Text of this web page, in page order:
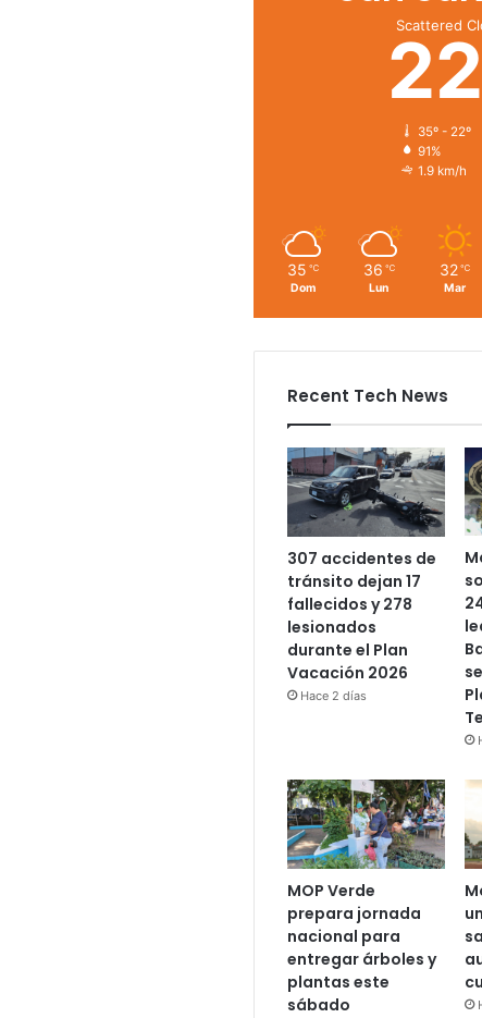
Scattered
22
35º - 22º
91%
1.9 km/h
35 ℃
Dom
36 ℃
Lun
32 ℃
Mar
Recent Tech News
307 accidentes de
tránsito dejan 17
fallecidos y 278
lesionados
durante el Plan
Vacación 2026
Hace 2 días
MOP Verde
prepara jornada
nacional para
entregar árboles y
plantas este
sábado